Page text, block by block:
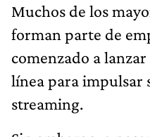
Muchos de los
forman parte de
comenzado a
línea para impulsar
streaming.